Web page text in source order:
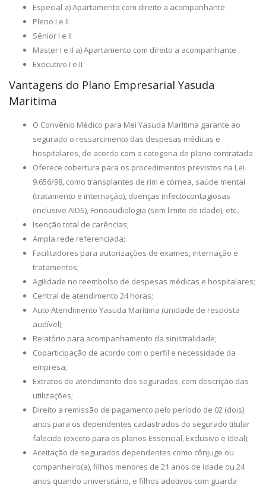
Especial a) Apartamento com direito a acompanhante
Pleno I e II
Sênior I e II
Master I e II a) Apartamento com direito a acompanhante
Executivo I e II
Vantagens do Plano Empresarial Yasuda
Maritima
O Convênio Médico para Mei Yasuda Marítima garante ao
segurado o ressarcimento das despesas médicas e
hospitalares, de acordo com a categoria de plano contratada
Oferece cobertura para os procedimentos previstos na Lei
9.656/98, como transplantes de rim e córnea, saúde mental
(tratamento e internação), doenças infectocontagiosas
(inclusive AIDS), Fonoaudiologia (sem limite de idade), etc.;
Isenção total de carências;
Ampla rede referenciada;
Facilitadores para autorizações de exames, internação e
tratamentos;
Agilidade no reembolso de despesas médicas e hospitalares;
Central de atendimento 24 horas;
Auto Atendimento Yasuda Marítima (unidade de resposta
audível);
Relatório para acompanhamento da sinistralidade;
Coparticipação de acordo com o perfil e necessidade da
empresa;
Extratos de atendimento dos segurados, com descrição das
utilizações;
Direito a remissão de pagamento pelo período de 02 (dois)
anos para os dependentes cadastrados do segurado titular
falecido (exceto para os planos Essencial, Exclusivo e Ideal);
Aceitação de segurados dependentes como cônjuge ou
companheiro(a), filhos menores de 21 anos de idade ou 24
anos quando universitário, e filhos adotivos com guarda